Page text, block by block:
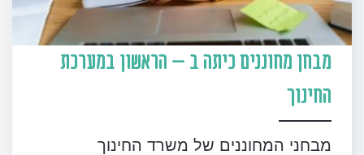
מבחן מחוננים כיתה ב – הראשון במערכת
החינוך
מבחני המחוננים של משרד החינוך